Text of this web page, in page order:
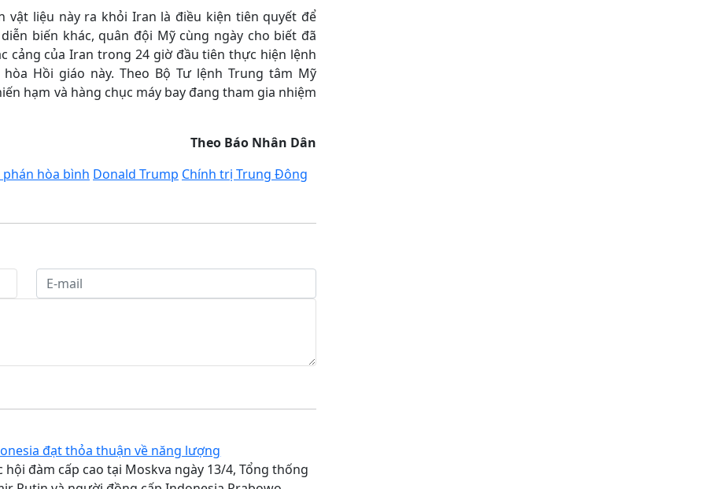
vật liệu này ra khỏi Iran là điều kiện tiên quyết để
biến khác, quân đội Mỹ cùng ngày cho biết đã
cảng của Iran trong 24 giờ đầu tiên thực hiện lệnh
Hồi giáo này. Theo Bộ Tư lệnh Trung tâm Mỹ
hạm và hàng chục máy bay đang tham gia nhiệm
Theo Báo Nhân Dân
hòa bình Donald Trump Chính trị Trung Đông
đạt thỏa thuận về năng lượng
hội đàm cấp cao tại Moskva ngày 13/4, Tổng thống